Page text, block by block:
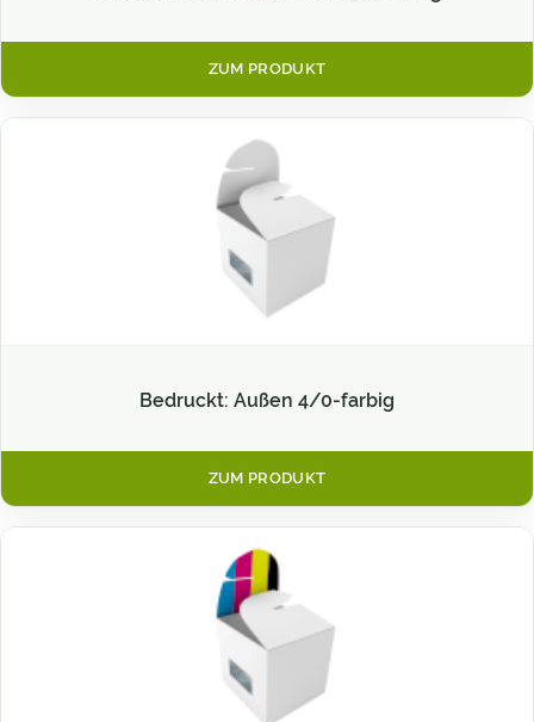
ZUM PRODUKT
Bedruckt: Außen 4/0-farbig
ZUM PRODUKT